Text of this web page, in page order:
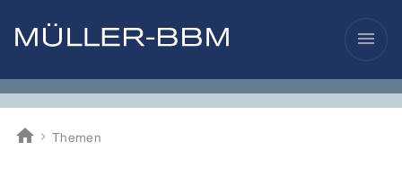
menu
home
Müller-BBM
Themen